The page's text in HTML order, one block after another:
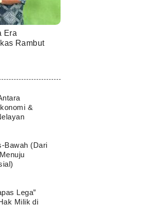
Era
Rambut
&
Bawah (Dari
Lega”
Milik di